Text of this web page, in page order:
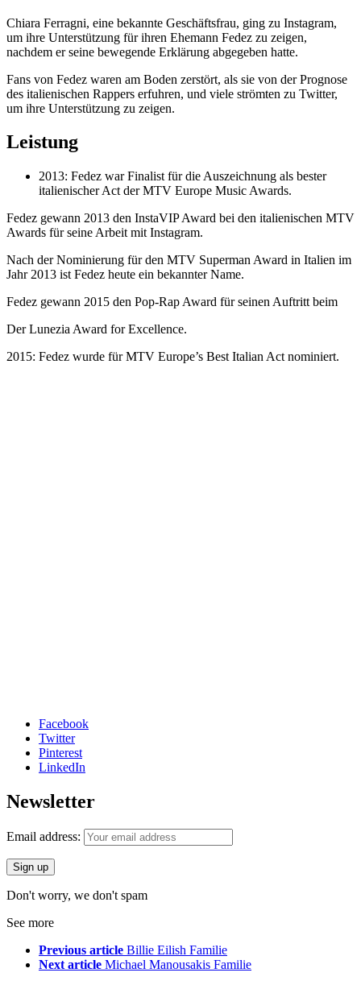
Chiara Ferragni, eine bekannte Geschäftsfrau, ging zu Instagram,
um ihre Unterstützung für ihren Ehemann Fedez zu zeigen,
nachdem er seine bewegende Erklärung abgegeben hatte.
Fans von Fedez waren am Boden zerstört, als sie von der Prognose
des italienischen Rappers erfuhren, und viele strömten zu Twitter,
um ihre Unterstützung zu zeigen.
Leistung
2013: Fedez war Finalist für die Auszeichnung als bester
italienischer Act der MTV Europe Music Awards.
Fedez gewann 2013 den InstaVIP Award bei den italienischen MTV
Awards für seine Arbeit mit Instagram.
Nach der Nominierung für den MTV Superman Award in Italien im
Jahr 2013 ist Fedez heute ein bekannter Name.
Fedez gewann 2015 den Pop-Rap Award für seinen Auftritt beim
Der Lunezia Award for Excellence.
2015: Fedez wurde für MTV Europe’s Best Italian Act nominiert.
Facebook
Twitter
Pinterest
LinkedIn
Newsletter
Email address:
Don't worry, we don't spam
See more
Previous article Billie Eilish Familie
Next article Michael Manousakis Familie